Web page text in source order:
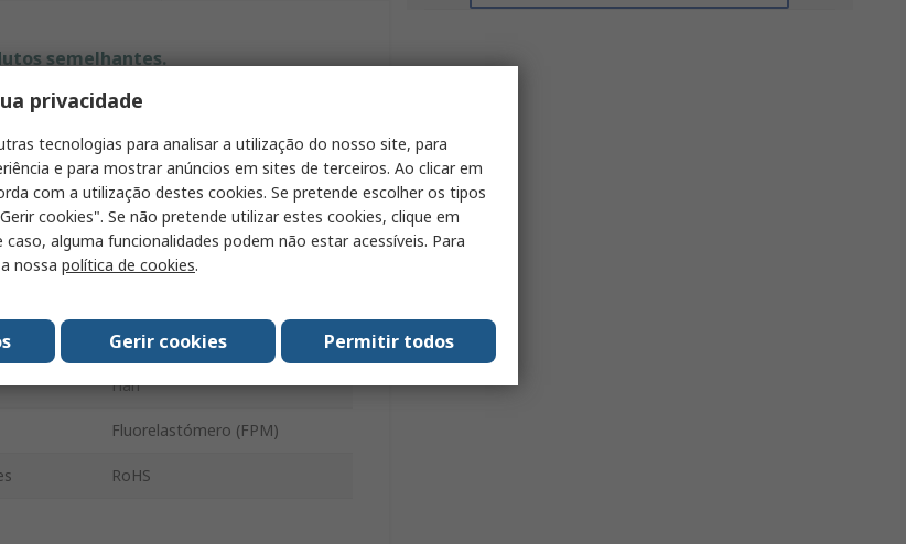
semelhantes.
Valor
HARTING
Junta
Junta de perfil
Gris Plateado
Han
Fluorelastómero (FPM)
RoHS
privacidade
tecnologias para analisar a utilização do nosso site, para
e para mostrar anúncios em sites de terceiros. Ao clicar em
com a utilização destes cookies. Se pretende escolher os tipos
cookies". Se não pretende utilizar estes cookies, clique em
alguma funcionalidades podem não estar acessíveis. Para
nossa política de cookies.
Permitir todos
Gerir cookies